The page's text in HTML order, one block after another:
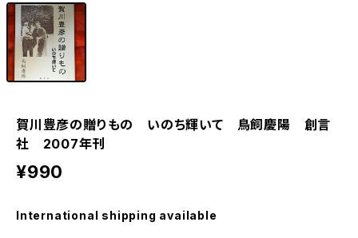
賀川豊彦の贈りもの いのち輝いて 鳥飼慶陽 創言
社 2007年刊
¥990
International shipping available